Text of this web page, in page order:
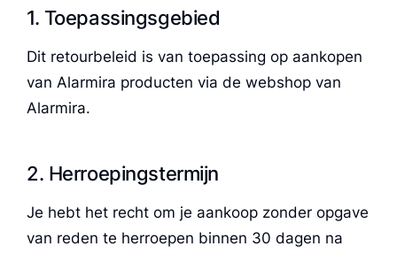
1. Toepassingsgebied
Dit retourbeleid is van toepassing op aankopen
van Alarmira producten via de webshop van
Alarmira.
2. Herroepingstermijn
Je hebt het recht om je aankoop zonder opgave
van reden te herroepen binnen 30 dagen na